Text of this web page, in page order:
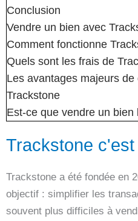
Conclusion
Vendre un bien avec
Comment fonctionne
Quels sont les frais de
Les avantages majeurs
Trackstone
Est-ce que vendre un
Trackstone c'est
Trackstone a été fondée en
objectif : simplifier les
souvent plus difficiles à